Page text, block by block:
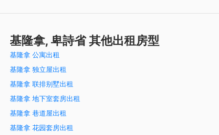
基隆拿, 卑詩省 其他出租房型
基隆拿 公寓出租
基隆拿 独立屋出租
基隆拿 联排别墅出租
基隆拿 地下室套房出租
基隆拿 巷道屋出租
基隆拿 花园套房出租